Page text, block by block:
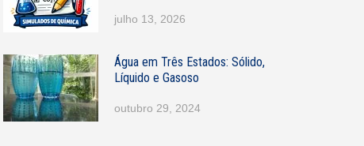
julho 13, 2026
Água em Três Estados: Sólido,
Líquido e Gasoso
outubro 29, 2024